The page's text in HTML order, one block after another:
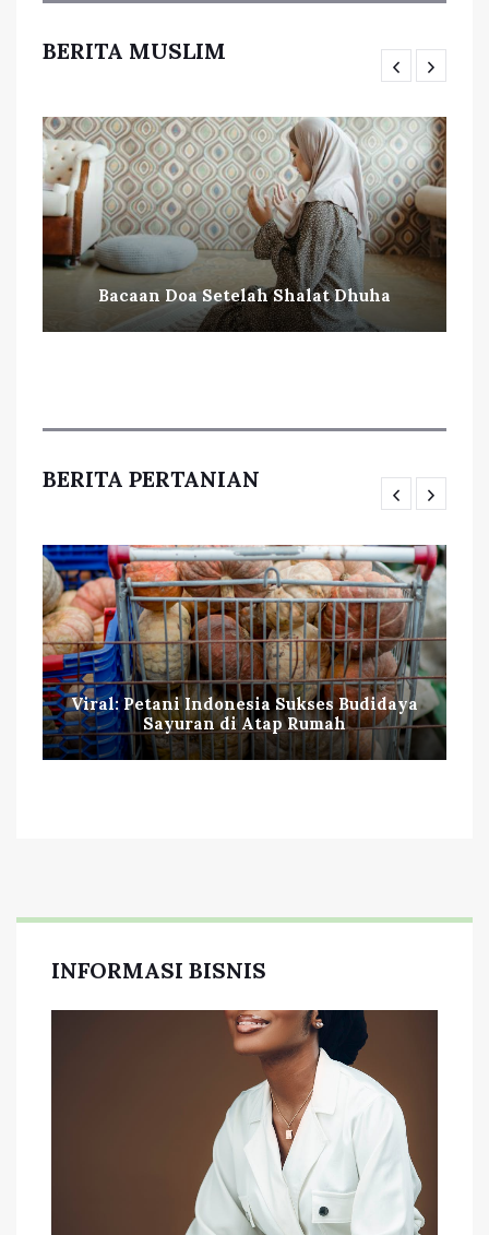
BERITA MUSLIM
Bacaan Doa Setelah Shalat Dhuha
BERITA PERTANIAN
Viral: Petani Indonesia Sukses Budidaya
Sayuran di Atap Rumah
INFORMASI BISNIS